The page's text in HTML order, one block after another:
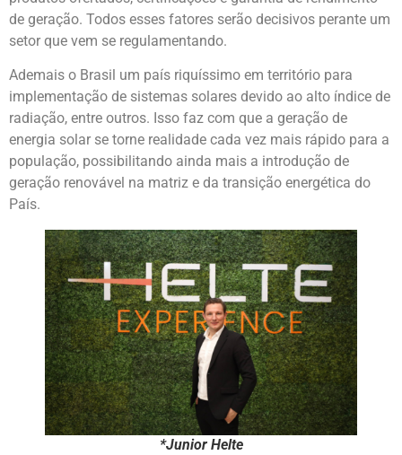
de geração. Todos esses fatores serão decisivos perante um
setor que vem se regulamentando.
Ademais o Brasil um país riquíssimo em território para
implementação de sistemas solares devido ao alto índice de
radiação, entre outros. Isso faz com que a geração de
energia solar se torne realidade cada vez mais rápido para a
população, possibilitando ainda mais a introdução de
geração renovável na matriz e da transição energética do
País.
*Junior Helte